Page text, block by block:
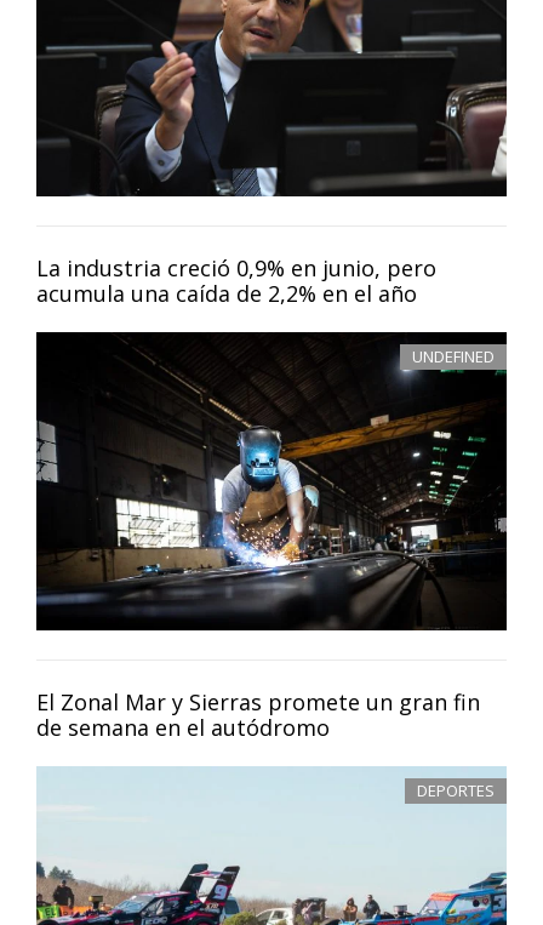
La industria creció 0,9% en junio, pero
acumula una caída de 2,2% en el año
UNDEFINED
El Zonal Mar y Sierras promete un gran fin
de semana en el autódromo
DEPORTES